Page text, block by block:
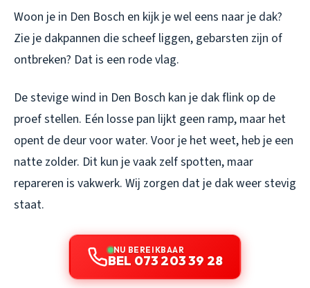
Woon je in Den Bosch en kijk je wel eens naar je dak?
Zie je dakpannen die scheef liggen, gebarsten zijn of
ontbreken? Dat is een rode vlag.
De stevige wind in Den Bosch kan je dak flink op de
proef stellen. Eén losse pan lijkt geen ramp, maar het
opent de deur voor water. Voor je het weet, heb je een
natte zolder. Dit kun je vaak zelf spotten, maar
repareren is vakwerk. Wij zorgen dat je dak weer stevig
staat.
NU BEREIKBAAR
BEL 073 203 39 28